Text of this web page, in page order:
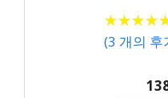
★★★★
★★★★
(3 개의 후